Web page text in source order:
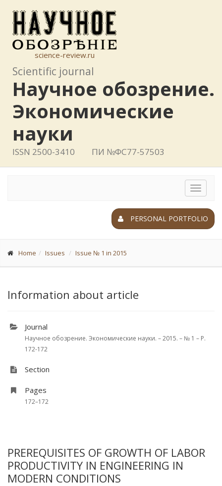
science-review.ru
Scientific journal
Научное обозрение.
Экономические
науки
ISSN 2500-3410 ПИ №ФС77-57503
Toggle
PERSONAL PORTFOLIO
Home Issues Issue № 1 in 2015
Information about article
Journal
Научное обозрение. Экономические науки. – 2015. – № 1 – P.
172-172
Section
Pages
172–172
PREREQUISITES OF GROWTH OF LABOR
PRODUCTIVITY IN ENGINEERING IN
MODERN CONDITIONS